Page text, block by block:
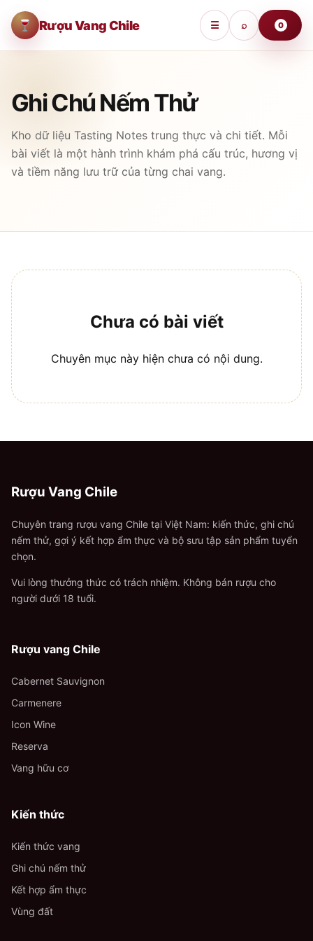
Rượu Vang Chile ☰ ⌕ 0
Ghi Chú Nếm Thử
Kho dữ liệu Tasting Notes trung thực và chi tiết. Mỗi
bài viết là một hành trình khám phá cấu trúc, hương vị
và tiềm năng lưu trữ của từng chai vang.
Chưa có bài viết
Chuyên mục này hiện chưa có nội dung.
Rượu Vang Chile
Chuyên trang rượu vang Chile tại Việt Nam: kiến thức, ghi chú
nếm thử, gợi ý kết hợp ẩm thực và bộ sưu tập sản phẩm tuyển
chọn.
Vui lòng thưởng thức có trách nhiệm. Không bán rượu cho
người dưới 18 tuổi.
Rượu vang Chile
Cabernet Sauvignon
Carmenere
Icon Wine
Reserva
Vang hữu cơ
Kiến thức
Kiến thức vang
Ghi chú nếm thử
Kết hợp ẩm thực
Vùng đất